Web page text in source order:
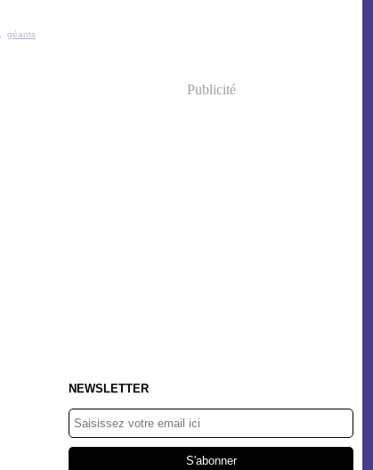
géants
Publicité
NEWSLETTER